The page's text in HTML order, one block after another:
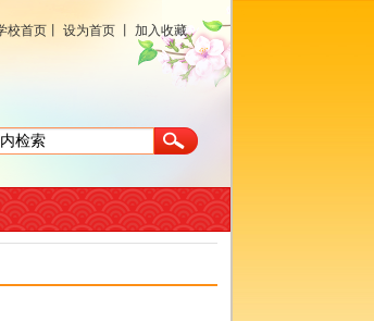
校首页 设为首页 加入收藏